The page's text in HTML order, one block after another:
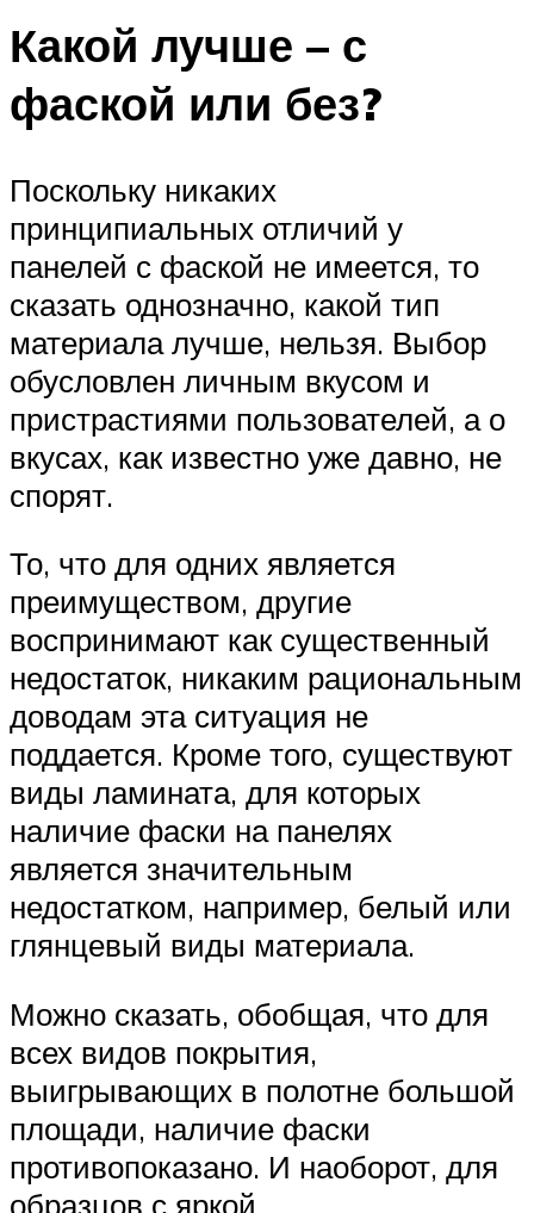
Какой лучше – с
фаской или без?
Поскольку никаких
принципиальных отличий у
панелей с фаской не имеется, то
сказать однозначно, какой тип
материала лучше, нельзя. Выбор
обусловлен личным вкусом и
пристрастиями пользователей, а о
вкусах, как известно уже давно, не
спорят.
То, что для одних является
преимуществом, другие
воспринимают как существенный
недостаток, никаким рациональным
доводам эта ситуация не
поддается. Кроме того, существуют
виды ламината, для которых
наличие фаски на панелях
является значительным
недостатком, например, белый или
глянцевый виды материала.
Можно сказать, обобщая, что для
всех видов покрытия,
выигрывающих в полотне большой
площади, наличие фаски
противопоказано. И наоборот, для
образцов с яркой